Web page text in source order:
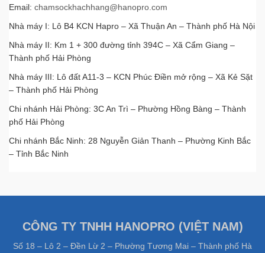
Email: chamsockhachhang@hanopro.com
Nhà máy I: Lô B4 KCN Hapro – Xã Thuận An – Thành phố Hà Nội
Nhà máy II: Km 1 + 300 đường tỉnh 394C – Xã Cẩm Giang –
Thành phố Hải Phòng
Nhà máy III: Lô đất A11-3 – KCN Phúc Điền mở rộng – Xã Kẻ Sặt
– Thành phố Hải Phòng
Chi nhánh Hải Phòng: 3C An Trì – Phường Hồng Bàng – Thành
phố Hải Phòng
Chi nhánh Bắc Ninh: 28 Nguyễn Giản Thanh – Phường Kinh Bắc
– Tỉnh Bắc Ninh
CÔNG TY TNHH HANOPRO (VIỆT NAM)
Số 18 – Lô 2 – Đền Lừ 2 – Phường Tương Mai – Thành phố Hà